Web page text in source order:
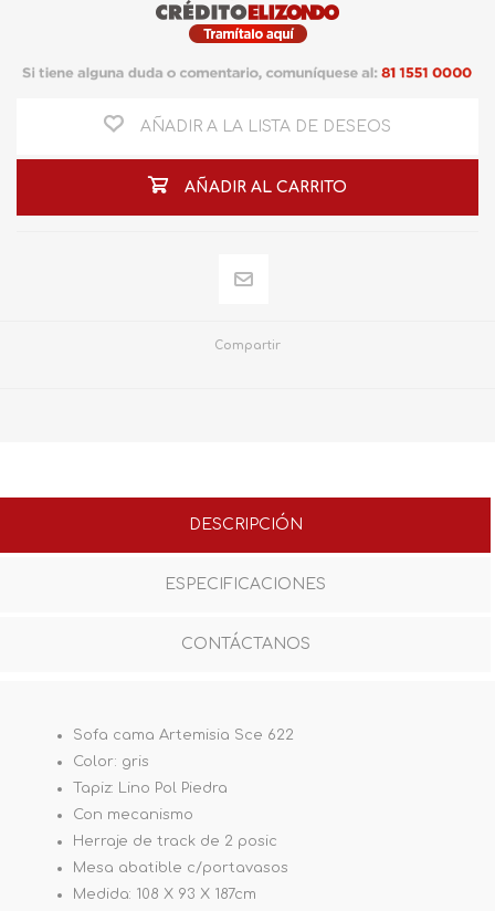
AÑADIR A LA LISTA DE DESEOS
AÑADIR AL CARRITO
Compartir
DESCRIPCIÓN
ESPECIFICACIONES
CONTÁCTANOS
Sofa cama Artemisia Sce 622
Color: gris
Tapiz: Lino Pol Piedra
Con mecanismo
Herraje de track de 2 posic
Mesa abatible c/portavasos
Medida: 108 X 93 X 187cm